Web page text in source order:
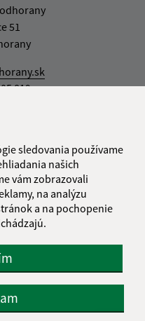
sledovania používame
našich
vám zobrazovali
na analýzu
a na pochopenie
51
819